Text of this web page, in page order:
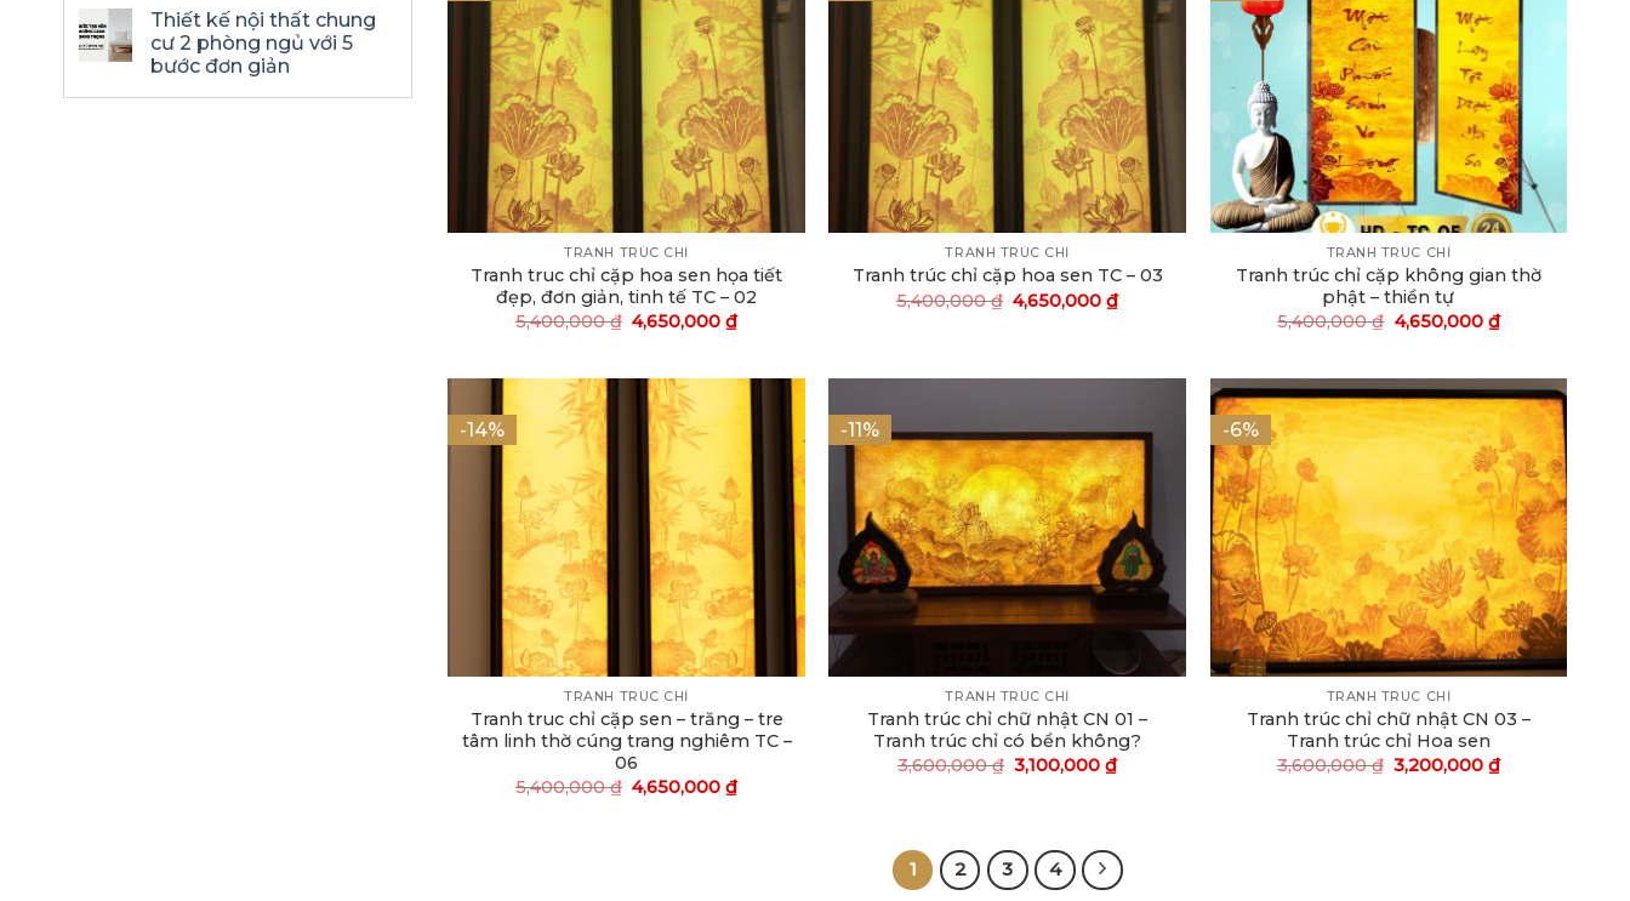
Thiết kế nội thất chung
cư 2 phòng ngủ với 5
bước đơn giản
TRANH TRÚC CHỈ
Tranh truc chỉ cặp hoa sen họa tiết
đẹp, đơn giản, tinh tế TC – 02
5,400,000₫ 4,650,000₫
TRANH TRÚC CHỈ
Tranh trúc chỉ cặp hoa sen TC – 03
5,400,000₫ 4,650,000₫
TRANH TRÚC CHỈ
Tranh trúc chỉ cặp không gian thờ
phật – thiền tự
5,400,000₫ 4,650,000 ₫
-14%
TRANH TRÚC CHỈ
Tranh truc chỉ cặp sen – trăng – tre
tâm linh thờ cúng trang nghiêm TC –
06
5,400,000₫ 4,650,000₫
-11%
TRANH TRÚC CHỈ
Tranh trúc chỉ chữ nhật CN 01 –
Tranh trúc chỉ có bền không?
3,600,000₫ 3,100,000₫
-6%
TRANH TRÚC CHỈ
Tranh trúc chỉ chữ nhật CN 03 –
Tranh trúc chỉ Hoa sen
3,600,000₫ 3,200,000₫
1 2 3 4